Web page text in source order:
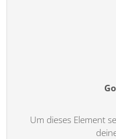
Um dieses Element